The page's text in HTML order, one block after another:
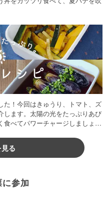
た！今回はきゅうり、トマト、ズ
します。太陽の光をたっぷりあび
食べてパワーチャージしましょう
る
参加